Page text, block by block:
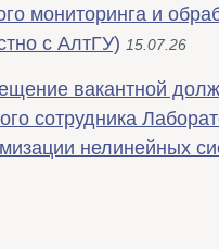
мониторинга и
с АлтГУ) 15.07.26
вакантной
сотрудника
нелинейных